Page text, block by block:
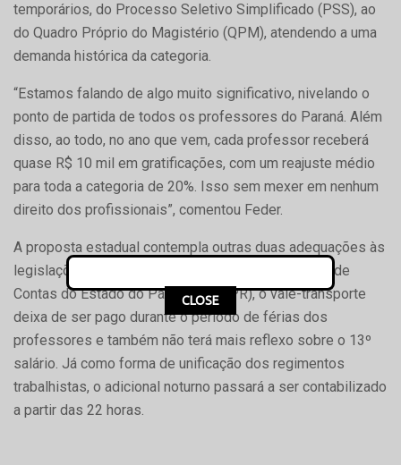
temporários, do Processo Seletivo Simplificado (PSS), ao
do Quadro Próprio do Magistério (QPM), atendendo a uma
demanda histórica da categoria.
“Estamos falando de algo muito significativo, nivelando o
ponto de partida de todos os professores do Paraná. Além
disso, ao todo, no ano que vem, cada professor receberá
quase R$ 10 mil em gratificações, com um reajuste médio
para toda a categoria de 20%. Isso sem mexer em nenhum
direito dos profissionais”, comentou Feder.
A proposta estadual contempla outras duas adequações às
legislações vigentes no País. A pedido do Tribunal de
Contas do Estado do Paraná (TCE-PR), o vale-transporte
deixa de ser pago durante o período de férias dos
professores e também não terá mais reflexo sobre o 13º
salário. Já como forma de unificação dos regimentos
trabalhistas, o adicional noturno passará a ser contabilizado
a partir das 22 horas.
CLOSE